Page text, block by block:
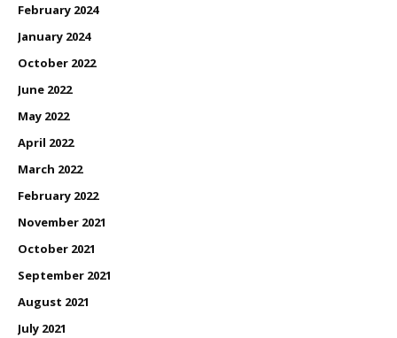
February 2024
January 2024
October 2022
June 2022
May 2022
April 2022
March 2022
February 2022
November 2021
October 2021
September 2021
August 2021
July 2021